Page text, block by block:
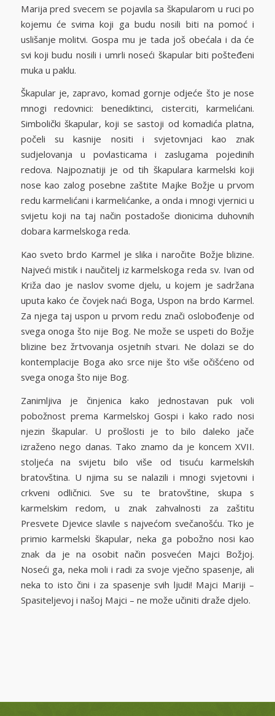
Marija pred svecem se pojavila sa škapularom u ruci po
kojemu će svima koji ga budu nosili biti na pomoć i
uslišanje molitvi. Gospa mu je tada još obećala i da će
svi koji budu nosili i umrli noseći škapular biti pošteđeni
muka u paklu.
Škapular je, zapravo, komad gornje odjeće što je nose
mnogi redovnici: benediktinci, cisterciti, karmelićani.
Simbolički škapular, koji se sastoji od komadića platna,
počeli su kasnije nositi i svjetovnjaci kao znak
sudjelovanja u povlasticama i zaslugama pojedinih
redova. Najpoznatiji je od tih škapulara karmelski koji
nose kao zalog posebne zaštite Majke Božje u prvom
redu karmelićani i karmelićanke, a onda i mnogi vjernici u
svijetu koji na taj način postadoše dionicima duhovnih
dobara karmelskoga reda.
Kao sveto brdo Karmel je slika i naročite Božje blizine.
Najveći mistik i naučitelj iz karmelskoga reda sv. Ivan od
Križa dao je naslov svome djelu, u kojem je sadržana
uputa kako će čovjek naći Boga, Uspon na brdo Karmel.
Za njega taj uspon u prvom redu znači oslobođenje od
svega onoga što nije Bog. Ne može se uspeti do Božje
blizine bez žrtvovanja osjetnih stvari. Ne dolazi se do
kontemplacije Boga ako srce nije što više očišćeno od
svega onoga što nije Bog.
Zanimljiva je činjenica kako jednostavan puk voli
pobožnost prema Karmelskoj Gospi i kako rado nosi
njezin škapular. U prošlosti je to bilo daleko jače
izraženo nego danas. Tako znamo da je koncem XVII.
stoljeća na svijetu bilo više od tisuću karmelskih
bratovština. U njima su se nalazili i mnogi svjetovni i
crkveni odličnici. Sve su te bratovštine, skupa s
karmelskim redom, u znak zahvalnosti za zaštitu
Presvete Djevice slavile s najvećom svečanošću. Tko je
primio karmelski škapular, neka ga pobožno nosi kao
znak da je na osobit način posvećen Majci Božjoj.
Noseći ga, neka moli i radi za svoje vječno spasenje, ali
neka to isto čini i za spasenje svih ljudi! Majci Mariji –
Spasiteljevoj i našoj Majci – ne može učiniti draže djelo.